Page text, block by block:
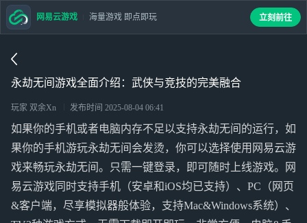
永劫无间游戏全面介绍：武侠与竞技的完美融合
玩家 双余Xn 发布时间 2025-08-04 06:41
如果你的手机或者电脑内存不足以支持永劫无间的运行，如
果你的手机游玩永劫无间会发烫，你可以选择使用网易云游
戏来畅玩永劫无间。只需一键登录，即可随时上线游戏。网
易云游戏同时支持手机（安卓和iOS均已支持）、PC（网页
&客户端，尽享模拟器般体验，支持Mac&Windows系统）、
网易云游戏 海量游戏 即点即玩 立刻前往